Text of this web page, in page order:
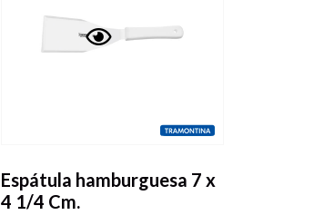
Espátula hamburguesa 7 x
4 1/4 Cm.